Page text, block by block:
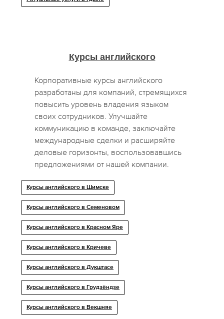
Курсы английского
Корпоративные курсы английского
разработаны для компаний, стремящихся
повысить уровень владения языком
своих сотрудников. Улучшайте
коммуникацию в команде, заключайте
международные сделки и расширяйте
деловые горизонты, воспользовавшись
предложениями от нашей компании.
Курсы английского в Шимске
Курсы английского в Семеновом
Курсы английского в Красном Яре
Курсы английского в Кричеве
Курсы английского в Дукштасе
Курсы английского в Грудзёндзе
Курсы английского в Векшняе